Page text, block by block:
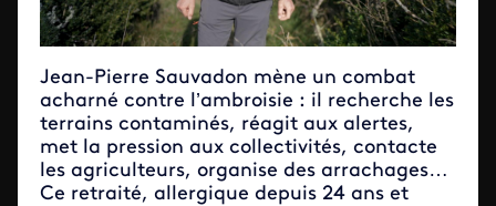
Jean-Pierre Sauvadon mène un combat
acharné contre l’ambroisie : il recherche les
terrains contaminés, réagit aux alertes,
met la pression aux collectivités, contacte
les agriculteurs, organise des arrachages…
Ce retraité, allergique depuis 24 ans et